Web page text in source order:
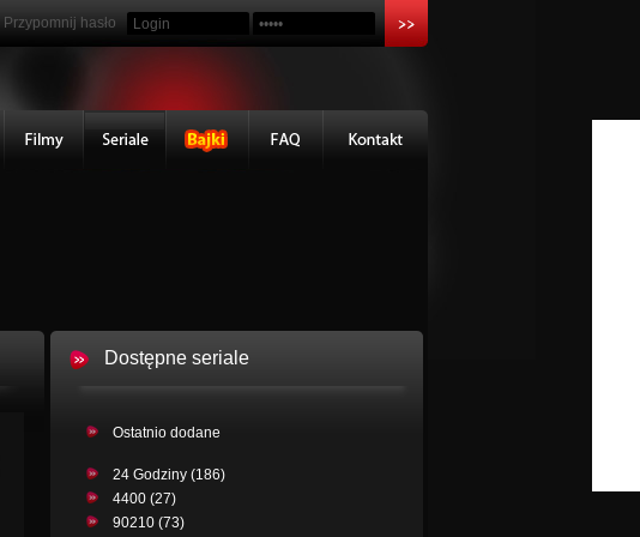
Przypomnij hasło
Dostępne seriale
Ostatnio dodane
24 Godziny (186)
4400 (27)
90210 (73)